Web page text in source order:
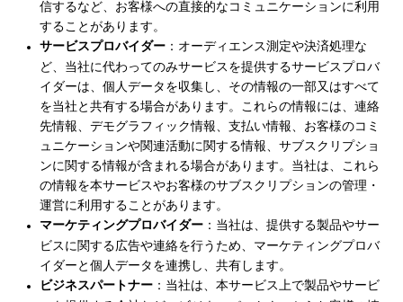
信するなど、お客様への直接的なコミュニケーションに利用
することがあります。
サービスプロバイダー ：オーディエンス測定や決済処理な
ど、当社に代わってのみサービスを提供するサービスプロバ
イダーは、個人データを収集し、その情報の一部又はすべて
を当社と共有する場合があります。これらの情報には、連絡
先情報、デモグラフィック情報、支払い情報、お客様のコミ
ュニケーションや関連活動に関する情報、サブスクリプショ
ンに関する情報が含まれる場合があります。当社は、これら
の情報を本サービスやお客様のサブスクリプションの管理・
運営に利用することがあります。
マーケティングプロバイダー ：当社は、提供する製品やサー
ビスに関する広告や連絡を行うため、マーケティングプロバ
イダーと個人データを連携し、共有します。
ビジネスパートナー ：当社は、本サービス上で製品やサービ